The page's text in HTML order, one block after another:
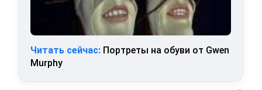
Читать сейчас: Портреты на обуви от Gwen
Murphy